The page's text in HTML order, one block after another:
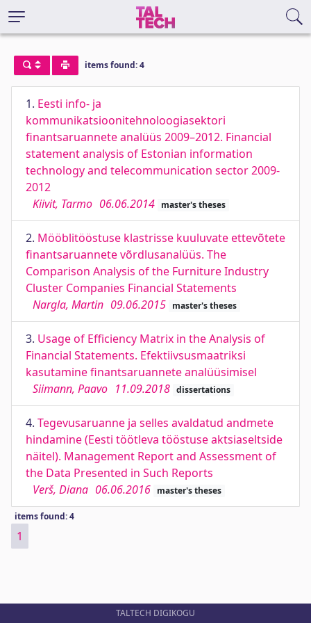
items found: 4
1. Eesti info- ja
kommunikatsioonitehnoloogiasektori
finantsaruannete analüüs 2009–2012. Financial
statement analysis of Estonian information
technology and telecommunication sector 2009-
2012
Kiivit, Tarmo 06.06.2014 master's theses
2. Mööblitööstuse klastrisse kuuluvate ettevõtete
finantsaruannete võrdlusanalüüs. The
Comparison Analysis of the Furniture Industry
Cluster Companies Financial Statements
Nargla, Martin 09.06.2015 master's theses
3. Usage of Efficiency Matrix in the Analysis of
Financial Statements. Efektiivsusmaatriksi
kasutamine finantsaruannete analüüsimisel
Siimann, Paavo 11.09.2018 dissertations
4. Tegevusaruanne ja selles avaldatud andmete
hindamine (Eesti töötleva tööstuse aktsiaseltside
näitel). Management Report and Assessment of
the Data Presented in Such Reports
Verš, Diana 06.06.2016 master's theses
items found: 4
1
TALTECH DIGIKOGU